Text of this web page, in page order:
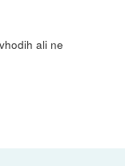
ali ne